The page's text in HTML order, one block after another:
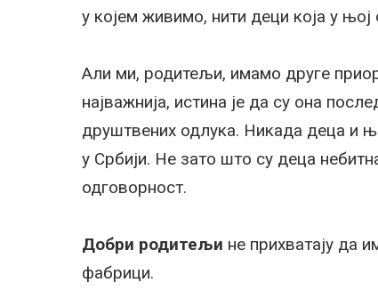
у којем живимо, нити деци која у њој
Али ми, родитељи, имамо друге
најважнија, истина је да су она
друштвених одлука. Никада деца и
у Србији. Не зато што су деца
одговорност.
Добри родитељи не прихватају да
фабрици.